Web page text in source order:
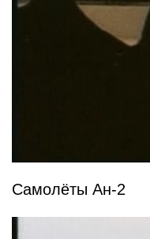
Самолёты Ан-2